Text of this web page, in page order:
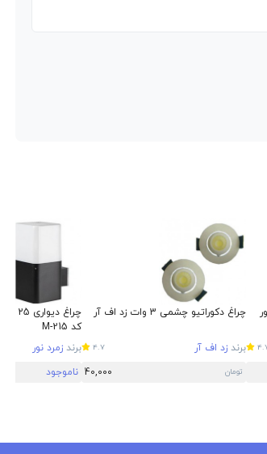
چراغ دکوراتیو چشمی 3 وات زد اف آر
برند زد اف آر 4.7
تومان 40,000
کد M-215
برند زمرد نور
ناموجود